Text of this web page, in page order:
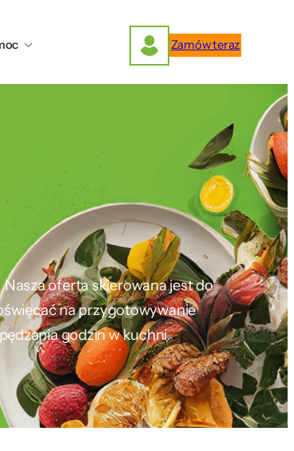
Zamów teraz
oferta skierowana jest do
na przygotowywanie
godzin w kuchni.